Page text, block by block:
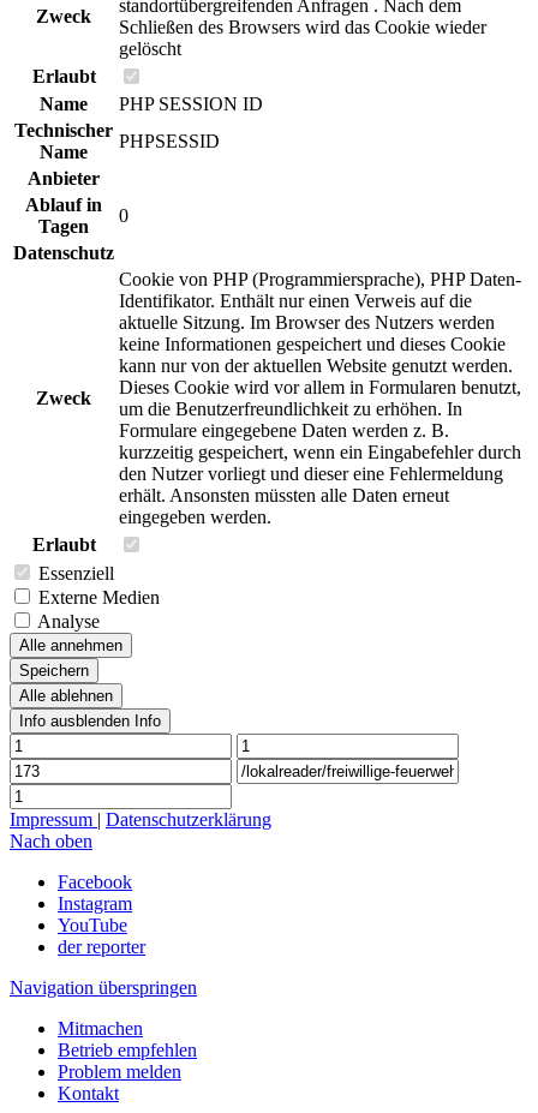
Zweck
standortübergreifenden Anfragen . Nach dem
Schließen des Browsers wird das Cookie wieder
gelöscht
Erlaubt
Name
PHP SESSION ID
Technischer
Name
PHPSESSID
Anbieter
Ablauf in
Tagen
0
Datenschutz
Zweck
Cookie von PHP (Programmiersprache), PHP Daten-
Identifikator. Enthält nur einen Verweis auf die
aktuelle Sitzung. Im Browser des Nutzers werden
keine Informationen gespeichert und dieses Cookie
kann nur von der aktuellen Website genutzt werden.
Dieses Cookie wird vor allem in Formularen benutzt,
um die Benutzerfreundlichkeit zu erhöhen. In
Formulare eingegebene Daten werden z. B.
kurzzeitig gespeichert, wenn ein Eingabefehler durch
den Nutzer vorliegt und dieser eine Fehlermeldung
erhält. Ansonsten müssten alle Daten erneut
eingegeben werden.
Erlaubt
Essenziell
Externe Medien
Analyse
Alle annehmen
Speichern
Alle ablehnen
Info ausblenden Info
Impressum | Datenschutzerklärung
Nach oben
Facebook
Instagram
YouTube
der reporter
Navigation überspringen
Mitmachen
Betrieb empfehlen
Problem melden
Kontakt